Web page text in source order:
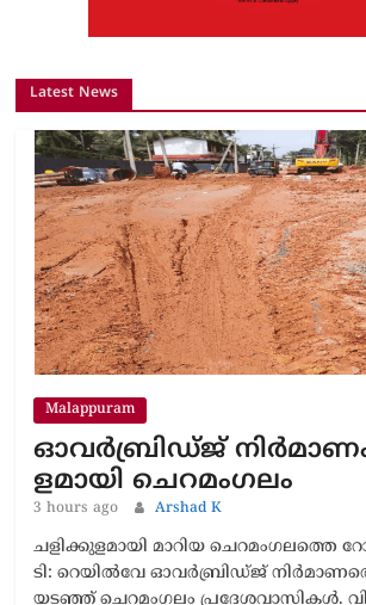
Latest News
Malappuram
ഓവർബ്രിഡ്ജ്
ള​മാ​യി ചെ​റ​മം​ഗ​ലം
3 hours ago Arshad K
ച​ളി​ക്കു​ള​മാ​യി മാറിയ ചെ​റ​മം​ഗ​ലത്തെ
ടി: റെ​യി​ൽ​വേ ഓ​വ​ർ​ബ്രി​ഡ്ജ്
യ​ട​ഞ്ഞ് ചെ​റ​മം​ഗ​ലം പ്ര​ദേ​ശ​വാ​സി​ക​ൾ.